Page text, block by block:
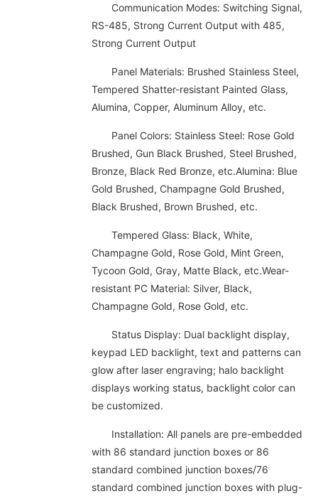
Communication Modes: Switching Signal,
RS-485, Strong Current Output with 485,
Strong Current Output
Panel Materials: Brushed Stainless Steel,
Tempered Shatter-resistant Painted Glass,
Alumina, Copper, Aluminum Alloy, etc.
Panel Colors: Stainless Steel: Rose Gold
Brushed, Gun Black Brushed, Steel Brushed,
Bronze, Black Red Bronze, etc.Alumina: Blue
Gold Brushed, Champagne Gold Brushed,
Black Brushed, Brown Brushed, etc.
Tempered Glass: Black, White,
Champagne Gold, Rose Gold, Mint Green,
Tycoon Gold, Gray, Matte Black, etc.Wear-
resistant PC Material: Silver, Black,
Champagne Gold, Rose Gold, etc.
Status Display: Dual backlight display,
keypad LED backlight, text and patterns can
glow after laser engraving; halo backlight
displays working status, backlight color can
be customized.
Installation: All panels are pre-embedded
with 86 standard junction boxes or 86
standard combined junction boxes/76
standard combined junction boxes with plug-